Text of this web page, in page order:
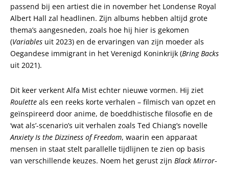
passend bij een artiest die in november het Londense Royal
Albert Hall zal headlinen. Zijn albums hebben altijd grote
thema’s aangesneden, zoals hoe hij hier is gekomen
(Variables uit 2023) en de ervaringen van zijn moeder als
Oegandese immigrant in het Verenigd Koninkrijk (Bring Backs
uit 2021).
Dit keer verkent Alfa Mist echter nieuwe vormen. Hij ziet
Roulette als een reeks korte verhalen – filmisch van opzet en
geïnspireerd door anime, de boeddhistische filosofie en de
‘wat als’-scenario’s uit verhalen zoals Ted Chiang’s novelle
Anxiety Is the Dizziness of Freedom, waarin een apparaat
mensen in staat stelt parallelle tijdlijnen te zien op basis
van verschillende keuzes. Noem het gerust zijn Black Mirror-